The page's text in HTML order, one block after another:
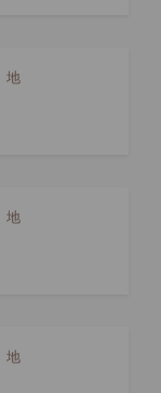
地
地
地